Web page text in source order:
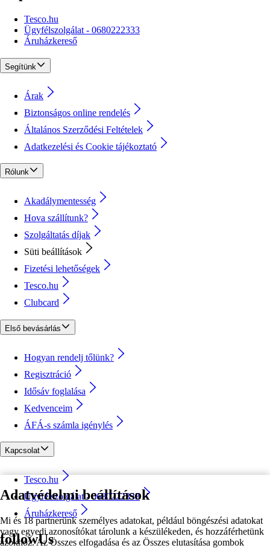
Adatvédelmi beállítások
Mi és 18 partnerünk személyes adatokat, például böngészési adatokat
vagy egyedi azonosítókat tárolunk a készülékeden, és hozzáférhetünk
azokhoz. Az Összes elfogadása és az Összes elutasítása gombok
Tesco.hu
Ügyfélszolgálat - 0680222333
Áruházkereső
Segítünk
Árak
Biztonságos online rendelés
Általános Szerződési Feltételek
Adatkezelési és Cookie tájékoztató
Rólunk
Akadálymentesség
Hova szállítunk?
Szolgáltatás díjak
Süti beállítások
Fizetési lehetőségek
Tesco.hu
Clubcard
Első bevásárlás
Hogyan rendelj tőlünk?
Regisztráció
Idősáv foglalása
Kedvenceim
ÁFÁ-s számla igénylés
Kapcsolat
Tesco.hu
Ügyfélszolgálat - 0680222333
Áruházkereső
followUs